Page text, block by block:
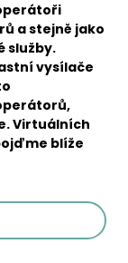
a stejně jako
služby.
vysílače
Virtuálních
blíže